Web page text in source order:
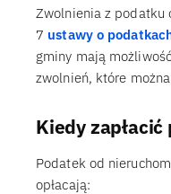
Zwolnienia z podatku
7 ustawy o
gminy mają
zwolnień, które
Kiedy zapłacić
Podatek od
opłacają: